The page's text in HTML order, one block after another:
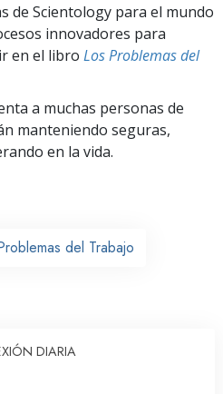
de Scientology para el mundo
innovadores para
en el libro Los Problemas del
a muchas personas de
manteniendo seguras,
en la vida.
del Trabajo
DIARIA